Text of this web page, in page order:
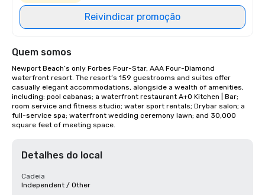
Reivindicar promoção
Quem somos
Newport Beach’s only Forbes Four-Star, AAA Four-Diamond
waterfront resort. The resort’s 159 guestrooms and suites offer
casually elegant accommodations, alongside a wealth of amenities,
including: pool cabanas; a waterfront restaurant A+O Kitchen | Bar;
room service and fitness studio; water sport rentals; Drybar salon; a
full-service spa; waterfront wedding ceremony lawn; and 30,000
square feet of meeting space.
Detalhes do local
Cadeia
Independent / Other